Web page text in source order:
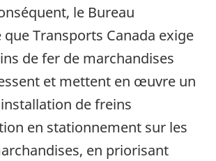
le Bureau
Transports Canada exige
de fer de marchandises
et mettent en œuvre un
de freins
en stationnement sur les
en priorisant